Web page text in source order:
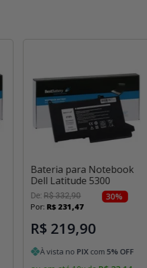
Bateria para Notebook
Dell Latitude 5300
De:R$332,90 30%
Por: R$ 231,47
R$ 219,90
À vista no PIXcom5% OFF